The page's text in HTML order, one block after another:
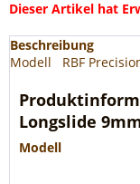
Dieser Artikel hat
Beschreibung
Modell RBF
Longslide
Modell